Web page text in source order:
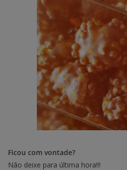
Ficou com vontade?
Não deixe para última hora!!!